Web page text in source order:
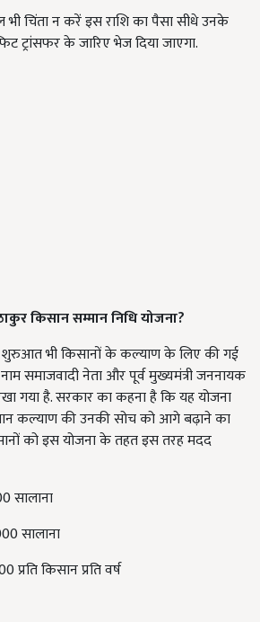
चिंता न करें इस राशि का पैसा सीधे उनके
ट्रांसफर के जारिए भेज दिया जाएगा.
किसान सम्मान निधि योजना?
भी किसानों के कल्याण के लिए की गई
समाजवादी नेता और पूर्व मुख्यमंत्री जननायक
गया है. सरकार का कहना है कि यह योजना
कल्याण की उनकी सोच को आगे बढ़ाने का
को इस योजना के तहत इस तरह मदद
सालाना
सालाना
प्रति किसान प्रति वर्ष